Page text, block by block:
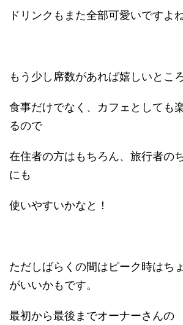
ドリンクもまた全部可愛いですよ
もう少し席数があれば嬉しいとこ
食事だけでなく、カフェとしても
るので
在住者の方はもちろん、旅行者の
にも
使いやすいかなと！
ただしばらくの間はピーク時はち
がいいかもです。
最初から最後までオーナーさんの